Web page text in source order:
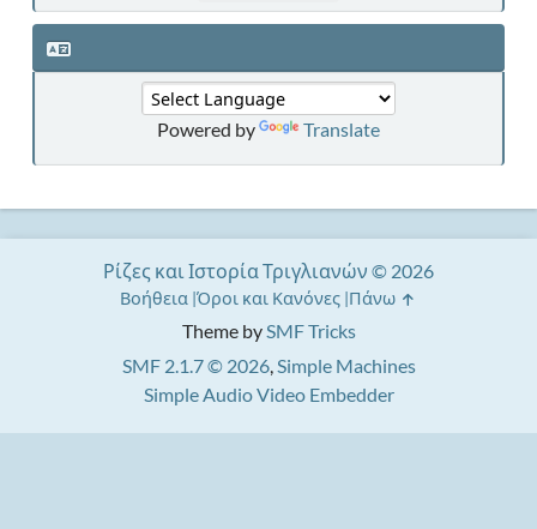
Powered by Translate
Theme bySMF Tricks
SMF 2.1.7 © 2026,Simple Machines
Simple Audio Video Embedder
Ρίζες και Ιστορία Τριγλιανών © 2026
Βοήθεια Όροι και Κανόνες Πάνω